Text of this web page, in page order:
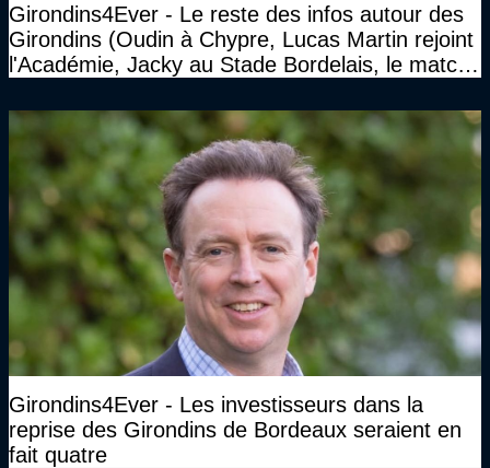
Girondins4Ever - Le reste des infos autour des
Girondins (Oudin à Chypre, Lucas Martin rejoint
l'Académie, Jacky au Stade Bordelais, le match
Girondins4Ever - Les investisseurs dans la
reprise des Girondins de Bordeaux seraient en
fait quatre